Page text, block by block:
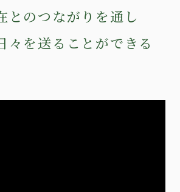
とのつながりを通し
々を送ることができる